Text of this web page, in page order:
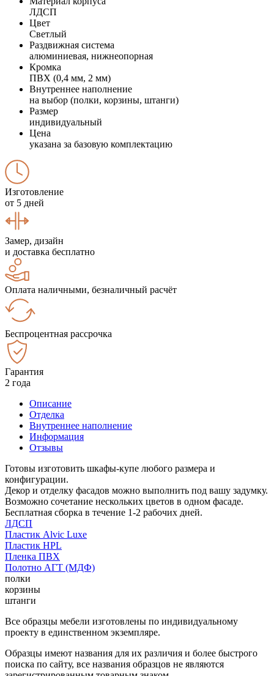
ЛДСП
Цвет
Светлый
Раздвижная система
алюминиевая, нижнеопорная
Кромка
ПВХ (0,4 мм, 2 мм)
Внутреннее наполнение
на выбор (полки, корзины, штанги)
Размер
индивидуальный
Цена
указана за базовую комплектацию
Изготовление
от 5 дней
Замер, дизайн
и доставка бесплатно
Оплата наличными, безналичный расчёт
Беспроцентная рассрочка
Гарантия
2 года
Описание
Отделка
Внутреннее наполнение
Информация
Отзывы
Готовы изготовить шкафы-купе любого размера и
конфигурации.
Декор и отделку фасадов можно выполнить под вашу задумку.
Возможно сочетание нескольких цветов в одном фасаде.
Бесплатная сборка в течение 1-2 рабочих дней.
ЛДСП
Пластик Alvic Luxe
Пластик HPL
Пленка ПВХ
Полотно АГТ (МДФ)
полки
корзины
штанги
Все образцы мебели изготовлены по индивидуальному
проекту в единственном экземпляре.
Образцы имеют названия для их различия и более быстрого
поиска по сайту, все названия образцов не являются